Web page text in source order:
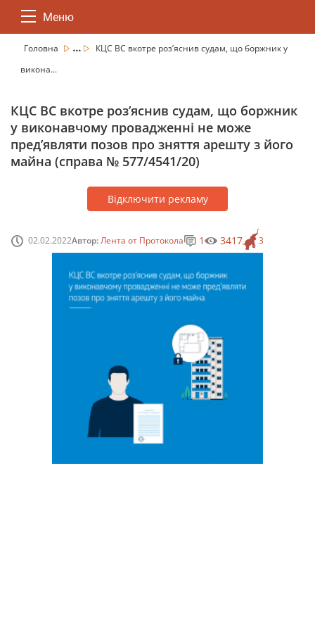
Меню
Головна ...
КЦС ВС вкотре роз’яснив судам, що боржник у
викона...
КЦС ВС вкотре роз’яснив судам, що боржник
у виконавчому провадженні не може
пред’являти позов про зняття арешту з його
майна (справа № 577/4541/20)
Відключити рекламу
02.02.2022Автор:Лента от Протокола 3
1 3417